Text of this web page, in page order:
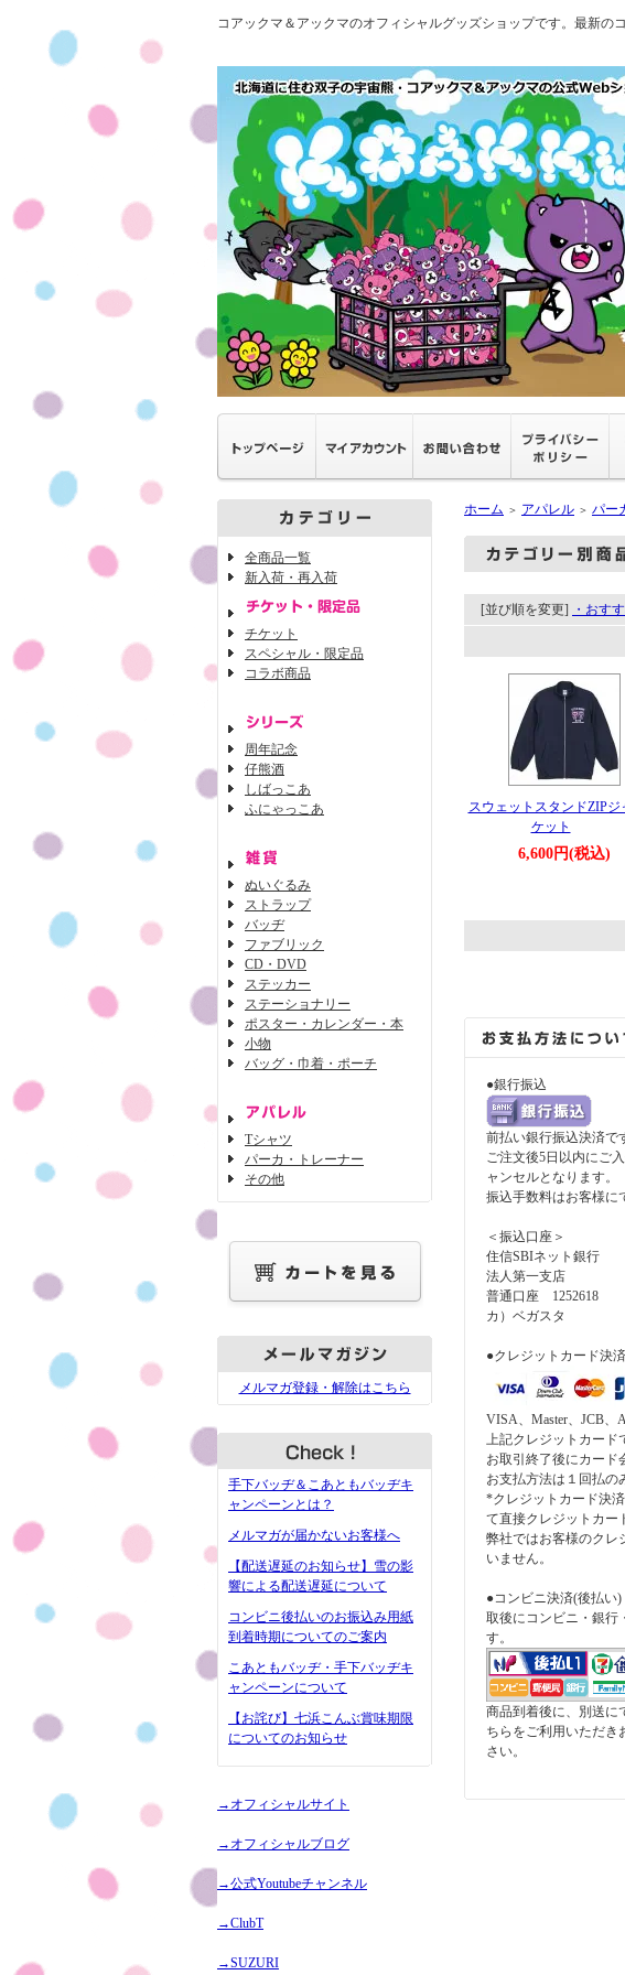
コアックマ＆アックマのオフィシャルグッズショップです。最新
全商品一覧
新入荷・再入荷
チケット
スペシャル・限定品
コラボ商品
周年記念
仔熊酒
しばっこあ
ふにゃっこあ
ぬいぐるみ
ストラップ
バッヂ
ファブリック
CD・DVD
ステッカー
ステーショナリー
ポスター・カレンダー・本
小物
バッグ・巾着・ポーチ
Tシャツ
パーカ・トレーナー
その他
メルマガ登録・解除はこちら
手下バッヂ＆こあともバッヂキ
ャンペーンとは？
メルマガが届かないお客様へ
【配送遅延のお知らせ】雪の影
響による配送遅延について
コンビニ後払いのお振込み用紙
到着時期についてのご案内
こあともバッヂ・手下バッヂキ
ャンペーンについて
【お詫び】七浜こんぶ賞味期限
についてのお知らせ
→オフィシャルサイト
→オフィシャルブログ
→公式Youtubeチャンネル
→ClubT
→SUZURI
ホーム ＞ アパレル ＞ パー
[並び順を変更] ・おす
スウェットスタンドZIPジ
ケット
6,600円(税込)
●銀行振込
前払い銀行振込決済で
ご注文後5日以内にご
ャンセルとなります。
振込手数料はお客様に
＜振込口座＞
住信SBIネット銀行
法人第一支店
普通口座 1252618
カ）ベガスタ
●クレジットカード決
VISA、Master、JCB、
上記クレジットカード
お取引終了後にカード
お支払方法は１回払の
*クレジットカード決
て直接クレジットカー
弊社ではお客様のクレ
いません。
●コンビニ決済(後払い
取後にコンビニ・銀行
す。
商品到着後に、別送に
ちらをご利用いただき
さい。